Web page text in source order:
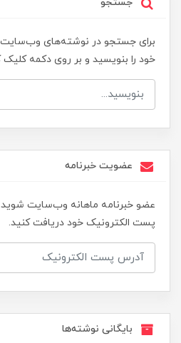
جستجو
برای جستجو در نوشته‌های
خود را بنویسید و بر روی دکمه کلیک
عضویت خبرنامه
عضو خبرنامه ماهانه وب‌سایت شوید
پست الکترونیک خود دریافت کنید.
بایگانی نوشته‌ها